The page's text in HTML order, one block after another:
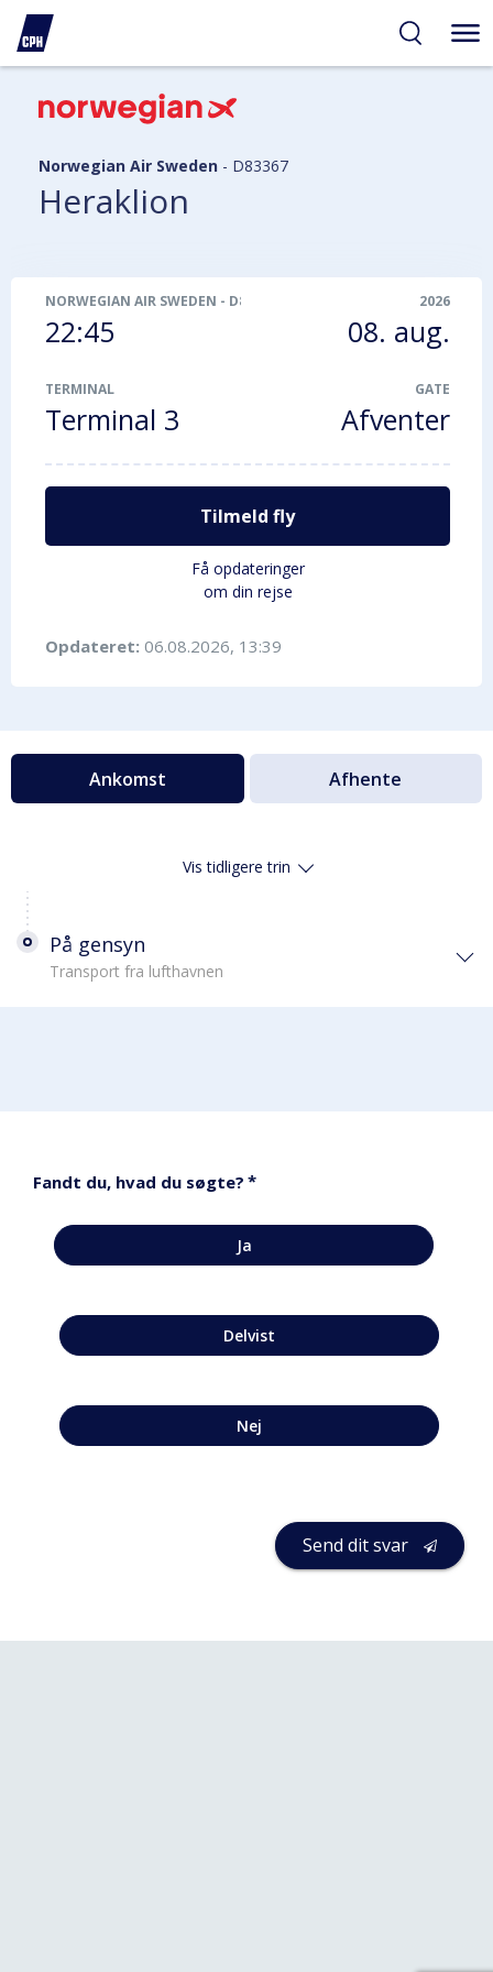
Norwegian Air Sweden - D83367
Heraklion
NORWEGIAN AIR SWEDEN - D83367
22:45
2026
08. aug.
TERMINAL
Terminal 3
GATE
Afventer
Tilmeld fly
Få opdateringer
om din rejse
Opdateret: 06.08.2026, 13:39
Ankomst Afhente
Vis tidligere trin
På gensyn
Transport fra lufthavnen
Fandt du, hvad du søgte? *
Ja
Delvist
Nej
Send dit svar